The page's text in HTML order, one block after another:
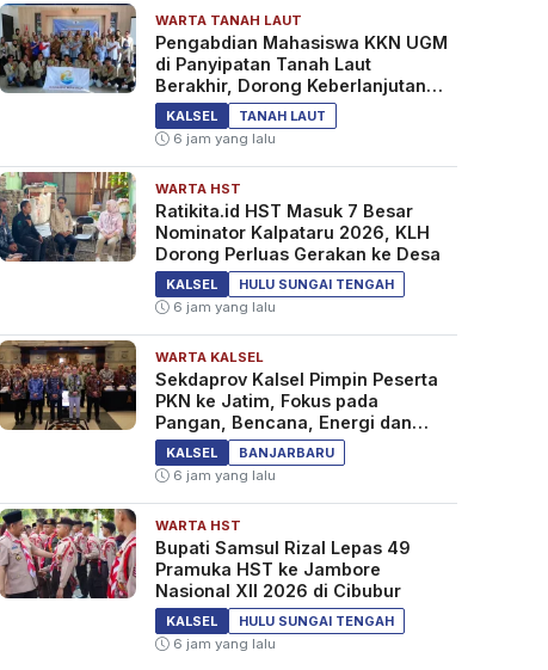
WARTA TANAH LAUT
Pengabdian Mahasiswa KKN UGM
di Panyipatan Tanah Laut
Berakhir, Dorong Keberlanjutan
Program Masyarakat
KALSEL
TANAH LAUT
6 jam yang lalu
WARTA HST
Ratikita.id HST Masuk 7 Besar
Nominator Kalpataru 2026, KLH
Dorong Perluas Gerakan ke Desa
KALSEL
HULU SUNGAI TENGAH
6 jam yang lalu
WARTA KALSEL
Sekdaprov Kalsel Pimpin Peserta
PKN ke Jatim, Fokus pada
Pangan, Bencana, Energi dan
Ekonomi
KALSEL
BANJARBARU
6 jam yang lalu
WARTA HST
Bupati Samsul Rizal Lepas 49
Pramuka HST ke Jambore
Nasional XII 2026 di Cibubur
KALSEL
HULU SUNGAI TENGAH
6 jam yang lalu